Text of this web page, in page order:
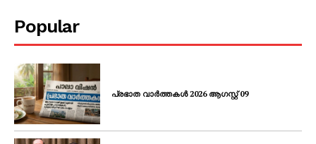
Grievance Redressal
Popular
പ്രഭാത വാർത്തകൾ 2026 ആഗസ്റ്റ് 09